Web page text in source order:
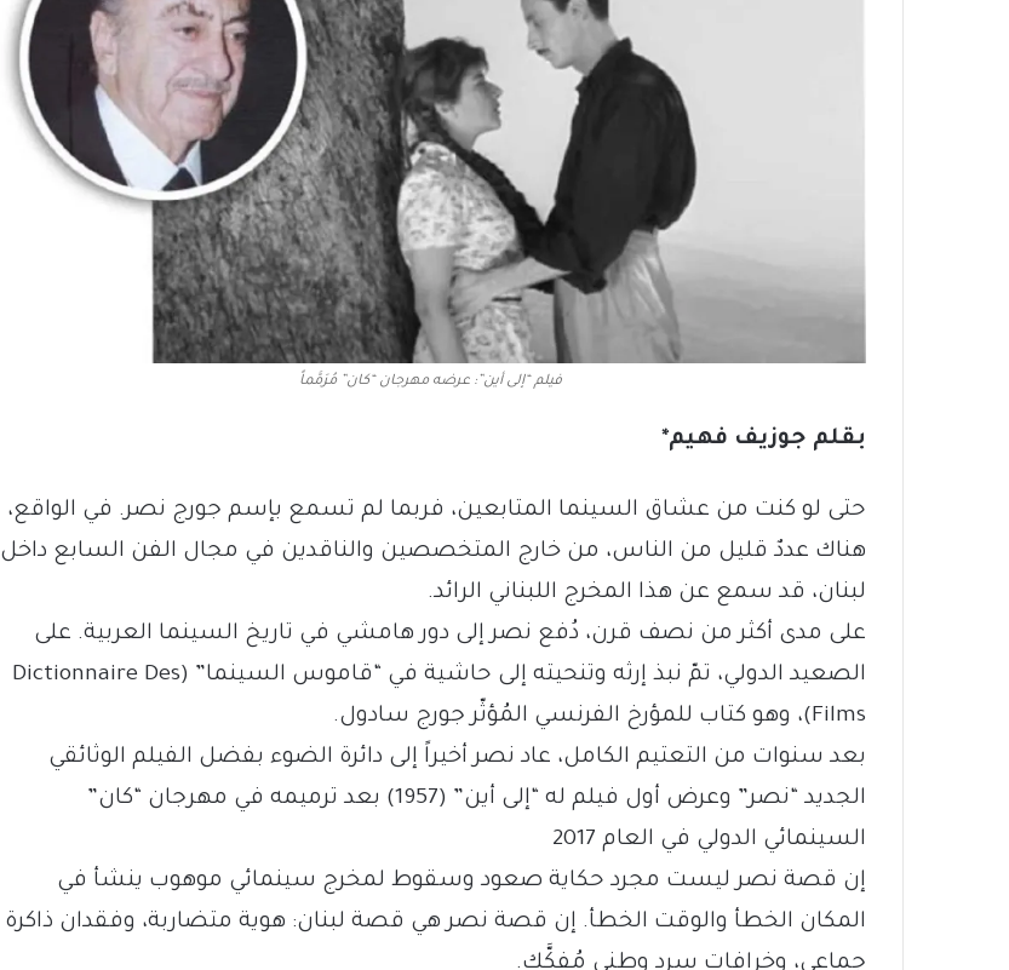
فيلم “إلى أين”: عرضه مهرجان “كان” مُرَمَّماً
بقلم جوزيف فهيم*
حتى لو كنت من عشاق السينما المتابعين، فربما لم تسمع بإسم جورج نصر. في الواقع،
هناك عددٌ قليل من الناس، من خارج المتخصصين والناقدين في مجال الفن السابع داخل
لبنان، قد سمع عن هذا المخرج اللبناني الرائد.
على مدى أكثر من نصف قرن، دُفع نصر إلى دور هامشي في تاريخ السينما العربية. على
الصعيد الدولي، تمّ نبذ إرثه وتنحيته إلى حاشية في “قاموس السينما” (Dictionnaire Des
Films)، وهو كتاب للمؤرخ الفرنسي المُؤثّر جورج سادول.
بعد سنوات من التعتيم الكامل، عاد نصر أخيراً إلى دائرة الضوء بفضل الفيلم الوثائقي
الجديد “نصر” وعرض أول فيلم له “إلى أين” (1957) بعد ترميمه في مهرجان “كان”
السينمائي الدولي في العام 2017
إن قصة نصر ليست مجرد حكاية صعود وسقوط لمخرج سينمائي موهوب ينشأ في
المكان الخطأ والوقت الخطأ. إن قصة نصر هي قصة لبنان: هوية متضاربة، وفقدان ذاكرة
جماعي، وخرافات سرد وطني مُفكَّك.